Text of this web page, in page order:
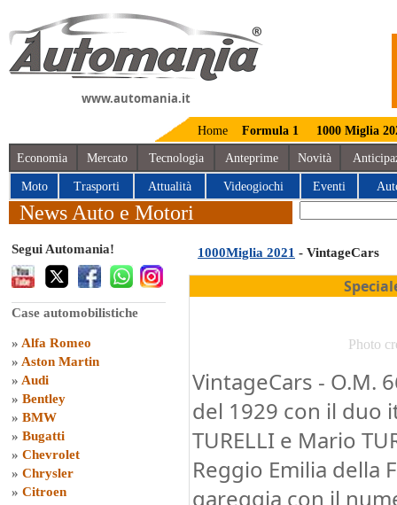
www.automania.it
Home Formula 1 1000 Miglia
Economia Mercato Tecnologia Anteprime Novità
Moto Trasporti Attualità Videogiochi Eventi
News Auto e Motori
Segui Automania!
Case automobilistiche
» Alfa Romeo
» Aston Martin
» Audi
» Bentley
» BMW
» Bugatti
» Chevrolet
» Chrysler
» Citroen
1000Miglia 2021 - VintageCars
Photo
VintageCars - O.M.
del 1929 con il duo
TURELLI e Mario
Reggio Emilia della
gareggia con il